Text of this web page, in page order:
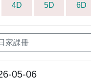
4D 5D 6D
家課冊
05-06